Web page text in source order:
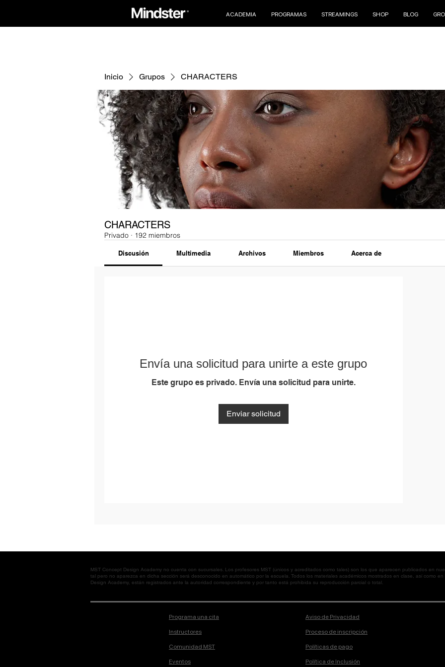
ACADEMIA PROGRAMAS STREAMINGS SHOP BLOG
Inicio Grupos CHARACTERS
CHARACTERS
Privado · 192 miembros
Discusión Multimedia Archivos Miembros Acerca de
Envía una solicitud para unirte a este grupo
Este grupo es privado. Envía una solicitud para unirte.
Enviar solicitud
MST Concept Design Academy no cuenta con sucursales. Los profesores MST (únicos y acreditados como tales) son los que aparecen publicados en
tal pero no aparezca en dicha sección será desconocido en automático por la escuela. Todos los materiales académicos mostrados en clase, así como
Design Academy, están registrados ante la autoridad correspondiente y por tanto está prohibida su reproducción parcial o total.
Programa una cita
Instructores
Comunidad MST
Eventos
Aviso de Privacidad
Proceso de inscripción
Políticas de pago
Política de Inclusión